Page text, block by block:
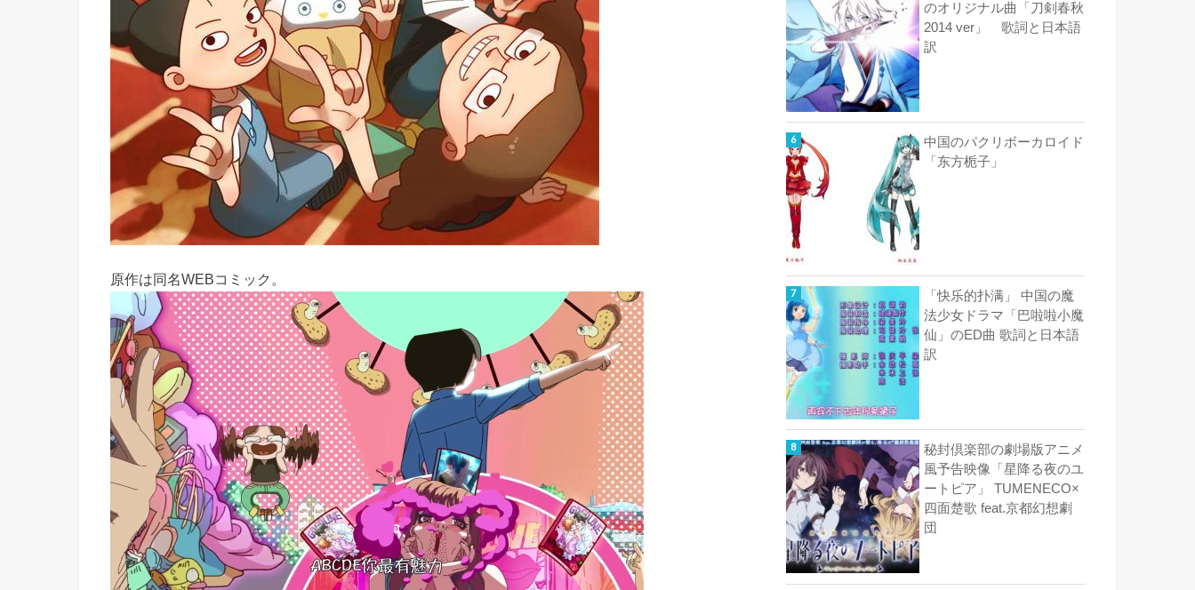
原作は同名WEBコミック。
のオリジナル曲「刀剣春秋
2014 ver」 歌詞と日本語
訳
中国のパクリボーカロイド
「东方栀子」
「快乐的扑满」 中国の魔
法少女ドラマ「巴啦啦小魔
仙」のED曲 歌詞と日本語
訳
秘封倶楽部の劇場版アニメ
風予告映像「星降る夜のユ
ートピア」 TUMENECO×
四面楚歌 feat.京都幻想劇
団